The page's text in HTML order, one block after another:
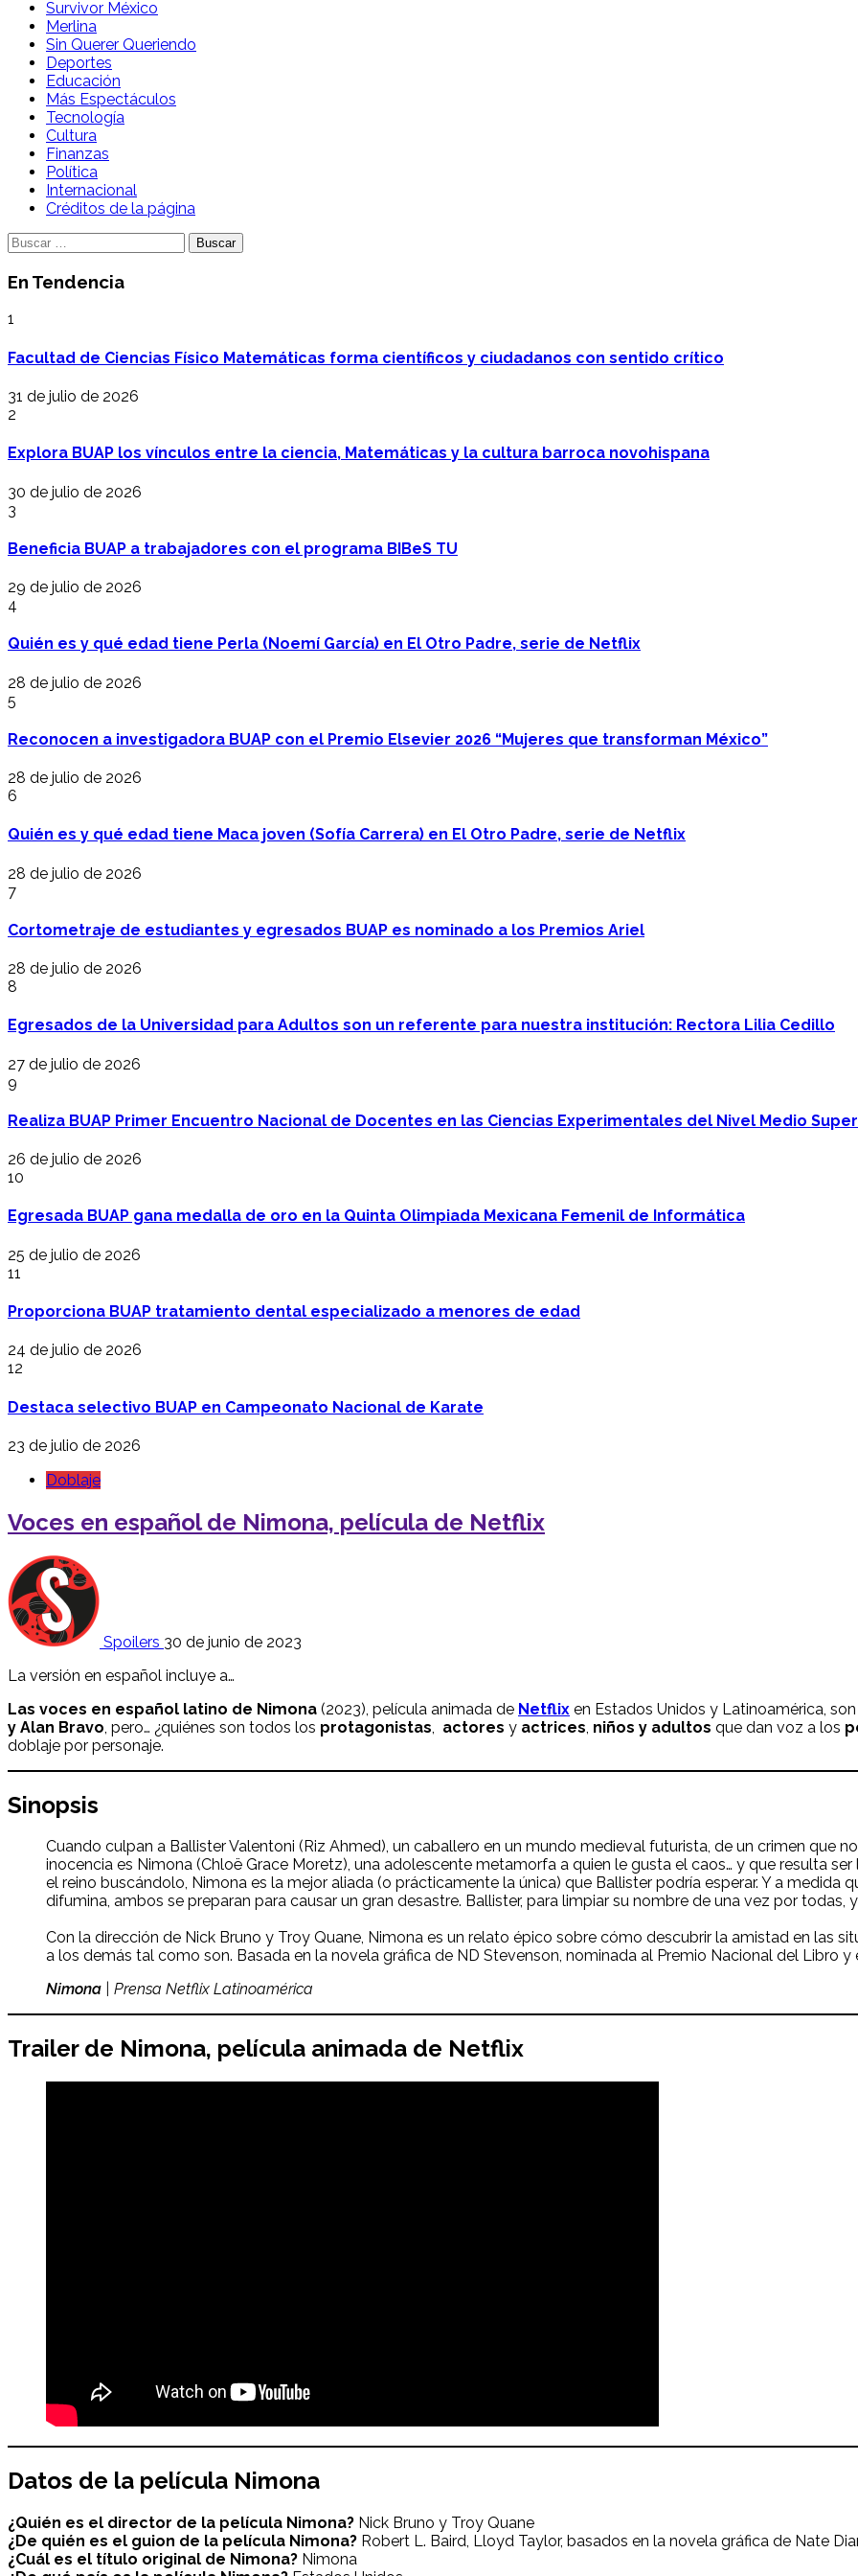
Survivor México
Merlina
Sin Querer Queriendo
Deportes
Educación
Más Espectáculos
Tecnología
Cultura
Finanzas
Política
Internacional
Créditos de la página
Buscar:
En Tendencia
1
Facultad de Ciencias Físico Matemáticas forma científicos y ciudadanos con sentido crítico
31 de julio de 2026
2
Explora BUAP los vínculos entre la ciencia, Matemáticas y la cultura barroca novohispana
30 de julio de 2026
3
Beneficia BUAP a trabajadores con el programa BIBeS TU
29 de julio de 2026
4
Quién es y qué edad tiene Perla (Noemí García) en El Otro Padre, serie de Netflix
28 de julio de 2026
5
Reconocen a investigadora BUAP con el Premio Elsevier 2026 “Mujeres que transforman México”
28 de julio de 2026
6
Quién es y qué edad tiene Maca joven (Sofía Carrera) en El Otro Padre, serie de Netflix
28 de julio de 2026
7
Cortometraje de estudiantes y egresados BUAP es nominado a los Premios Ariel
28 de julio de 2026
8
Egresados de la Universidad para Adultos son un referente para nuestra institución: Rectora Lilia Cedillo
27 de julio de 2026
9
Realiza BUAP Primer Encuentro Nacional de Docentes en las Ciencias Experimentales del Nivel Medio
26 de julio de 2026
10
Egresada BUAP gana medalla de oro en la Quinta Olimpiada Mexicana Femenil de Informática
25 de julio de 2026
11
Proporciona BUAP tratamiento dental especializado a menores de edad
24 de julio de 2026
12
Destaca selectivo BUAP en Campeonato Nacional de Karate
23 de julio de 2026
Doblaje
Voces en español de Nimona, película de Netflix
Spoilers 30 de junio de 2023
La versión en español incluye a…
Las voces en español latino de Nimona (2023), película animada de Netflix en Estados Unidos y Latinoamérica,
y Alan Bravo , pero… ¿quiénes son todos los protagonistas actores y actrices niños y adultos que dan voz a los
doblaje por personaje.
Sinopsis
Cuando culpan a Ballister Valentoni (Riz Ahmed), un caballero en un mundo medieval futurista, de un crimen que
inocencia es Nimona (Chloë Grace Moretz), una adolescente metamorfa a quien le gusta el caos… y que resulta
el reino buscándolo, Nimona es la mejor aliada (o prácticamente la única) que Ballister podría esperar. Y a medida
difumina, ambos se preparan para causar un gran desastre. Ballister, para limpiar su nombre de una vez por todas,
Con la dirección de Nick Bruno y Troy Quane, Nimona es un relato épico sobre cómo descubrir la amistad en las
a los demás tal como son. Basada en la novela gráfica de ND Stevenson, nominada al Premio Nacional del Libro
Nimona | Prensa Netflix Latinoamérica
Trailer de Nimona, película animada de Netflix
Datos de la película Nimona
¿Quién es el director de la película Nimona? Nick Bruno y Troy Quane
¿De quién es el guion de la película Nimona? Robert L. Baird, Lloyd Taylor, basados en la novela gráfica de Nate
¿Cuál es el título original de Nimona? Nimona